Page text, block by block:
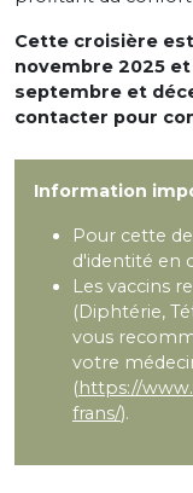
Cette croisière
novembre 2025
septembre et
contacter pour
Information
Pour cette
d'identité en
Les vaccins
(Diphtérie,
vous
votre
(https://
frans/).